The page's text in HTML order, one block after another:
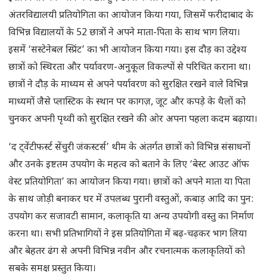
अंतरविद्यालयी प्रतियोगिता का आयोजन किया गया, जिसमें फरीदाबाद के
विभिन्न विद्यालयों के 52 छात्रों ने अपने माता-पिता के साथ भाग लिया।
इसमें ‘सस्टेनेबल स्प्रिंट’ का भी आयोजन किया गया। इस दौड़ का उद्देश्य
छात्रों को स्थिरता और पर्यावरण-अनुकूल विकल्पों से परिचित कराना था।
छात्रों ने दौड़ के माध्यम से अपने पर्यावरण को सुरक्षित रखने वाले विभिन्न
माध्यमों जैसे प्लास्टिक के स्थान पर कागज़, जूट और कपड़े के थैलों को
चुनकर अपनी पृथ्वी को सुरक्षित रखने की ओर अपना पहला कदम बढ़ाया।
‘द ट्वेंटीफर्स्ट सेंचुरी जंकस्टर्स’ थीम के अंतर्गत छात्रों को विभिन्न संसाधनों
और उनके इष्टतम उपयोग के महत्व को बताने के लिए ‘बेस्ट आउट ऑफ
वेस्ट प्रतियोगिता’ का आयोजन किया गया। छात्रों को अपने माता या पिता
के साथ जोड़ी बनाकर घर में उपलब्ध पुरानी वस्तुओं, कबाड़ आदि का पुन:
उपयोग कर सजावटी सामान, कलाकृति या अन्य उपयोगी वस्तु का निर्माण
करना था। सभी प्रतिभागियों ने इस प्रतियोगिता में बढ़-चढ़कर भाग लिया
और बेहतर ढंग से अपनी विभिन्न नवीन और रचनात्मक कलाकृतियों को
सबके समक्ष प्रस्तुत किया।